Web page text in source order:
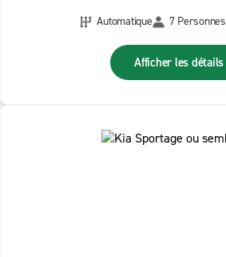
Automatique 7 Personnes
Afficher les détails